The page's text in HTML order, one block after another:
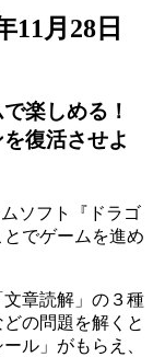
11月28日
楽しめる！
復活させよ
ソフト『ドラゴ
でゲームを進め
章読解」の ３種
の問題を解くと
ール 」がもらえ、